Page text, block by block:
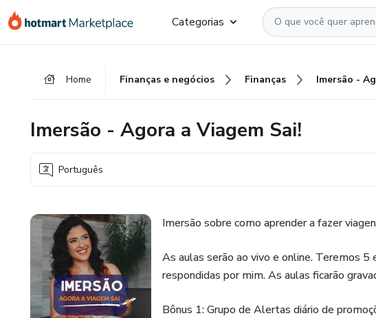
para
para
para
Categorias
Home Finanças e negócios Finanças
Imersão - Agora a Viagem Sai!
Português
Imersão sobre como aprender a fazer
As aulas serão ao vivo e online. Teremos
respondidas por mim. As aulas ficarão
Bônus 1: Grupo de Alertas diário de